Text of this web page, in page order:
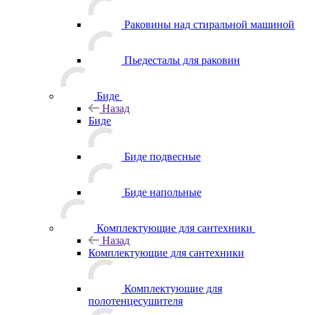
Раковины над стиральной машиной
Пьедесталы для раковин
Биде
Назад
Биде
Биде подвесные
Биде напольные
Комплектующие для сантехники
Назад
Комплектующие для сантехники
Комплектующие для
полотенцесушителя